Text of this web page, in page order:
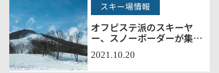
オフピステ派のスキーヤ
ー、スノーボーダーが集ま
る斑尾高原スキー場
スキー場情報
2021.10.20